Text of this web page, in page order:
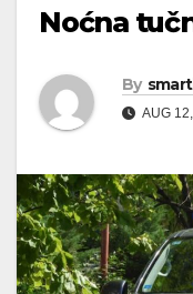
Noćna
By
AUG